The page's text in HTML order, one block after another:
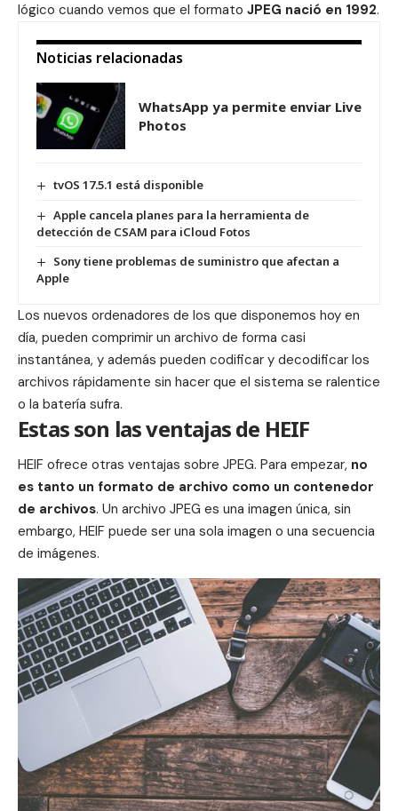
lógico cuando vemos que el formato JPEG nació en 1992.
Noticias relacionadas
WhatsApp ya permite enviar Live
Photos
tvOS 17.5.1 está disponible
Apple cancela planes para la herramienta de
detección de CSAM para iCloud Fotos
Sony tiene problemas de suministro que afectan a
Apple
Los nuevos ordenadores de los que disponemos hoy en
día, pueden comprimir un archivo de forma casi
instantánea, y además pueden codificar y decodificar los
archivos rápidamente sin hacer que el sistema se ralentice
o la batería sufra.
Estas son las ventajas de HEIF
HEIF ofrece otras ventajas sobre JPEG. Para empezar, no
es tanto un formato de archivo como un contenedor
de archivos. Un archivo JPEG es una imagen única, sin
embargo, HEIF puede ser una sola imagen o una secuencia
de imágenes.